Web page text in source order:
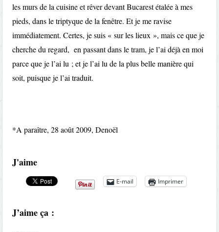
les murs de la cuisine et rêver devant Bucarest étalée à mes
pieds, dans le triptyque de la fenêtre. Et je me ravise
immédiatement. Certes, je suis « sur les lieux », mais ce que je
cherche du regard, en passant dans le tram, je l’ai déjà en moi
parce que je l’ai lu ; et je l’ai lu de la plus belle manière qui
soit, puisque je l’ai traduit.
*A paraître, 28 août 2009, Denoël
J'aime
E-mail Imprimer
J’aime ça :